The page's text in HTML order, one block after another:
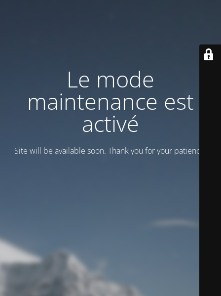
Le mode
maintenance est
activé
Site will be available soon. Thank you for your patience!